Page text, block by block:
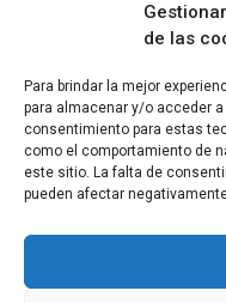
de las
Para brindar la mejor
para almacenar y/o acceder
consentimiento para estas
como el comportamiento de
este sitio. La falta de
pueden afectar